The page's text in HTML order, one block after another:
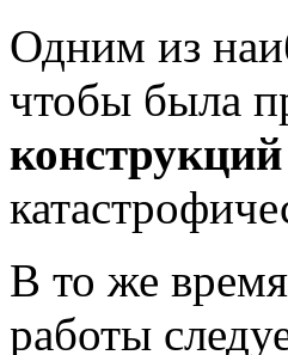
Одним из
чтобы была
конструкций
В то же
работы